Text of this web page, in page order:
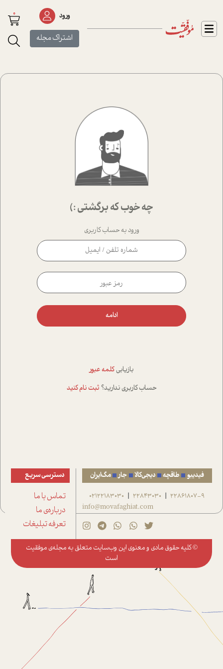
ورود
اشتراک مجله
0
چه خوب که برگشتی :)
ورود به حساب کاربری
ادامه
بازیابی کلمه عبور
حساب کاربری ندارید؟ ثبت نام کنید
فیدیبو طاقچه دیجی‌کالا جار مگ‌ایران
22861807-9
|
22843030
|
02122183030
info@movafaghiat.com
دسترسی سریع
تماس با ما
درباره‌ی ما
تعرفه تبلیغات
© کلیه حقوق مادی و معنوی این وب‌سایت متعلق به مجله‌ی موفقیت
است